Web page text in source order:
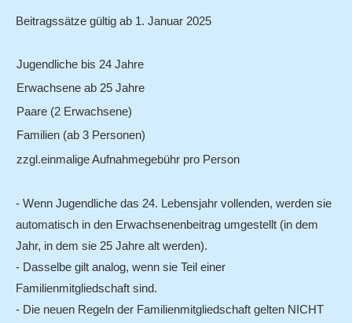
Anfängerschwimmen
Trainingszeiten
Rekorde
Erwachsenen- / Hobbyschwimmen
TERMINE
AKTUELLES
Archiv
KONTAKT
Beitragssätze gültig ab 1. Januar 2025
Jugendliche bis 24 Jahre
Erwachsene ab 25 Jahre
Paare (2 Erwachsene)
Familien (ab 3 Personen)
zzgl.einmalige Aufnahmegebühr pro Person
- Wenn Jugendliche das 24. Lebensjahr vollenden, werden sie
automatisch in den Erwachsenenbeitrag umgestellt (in dem
Jahr, in dem sie 25 Jahre alt werden).
- Dasselbe gilt analog, wenn sie Teil einer
Familienmitgliedschaft sind.
- Die neuen Regeln der Familienmitgliedschaft gelten NICHT